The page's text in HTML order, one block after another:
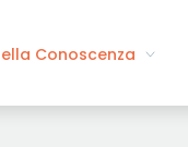
Conoscenza